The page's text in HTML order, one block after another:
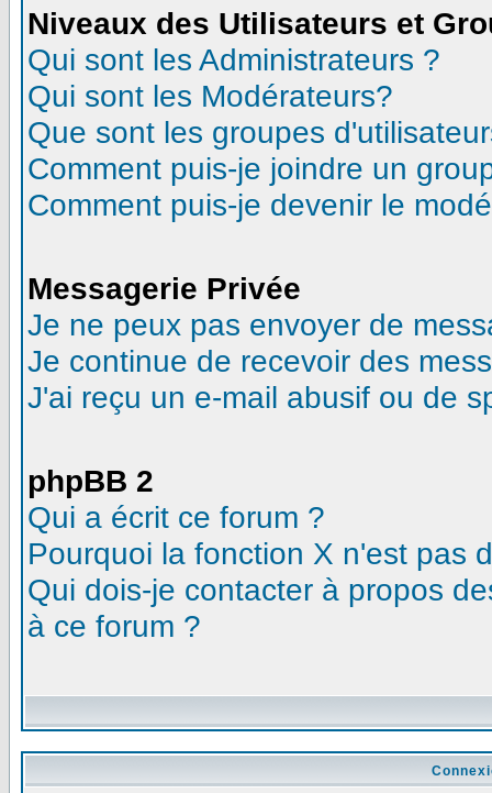
Niveaux des Utilisateurs et
Qui sont les Administrateurs ?
Qui sont les Modérateurs?
Que sont les groupes
Comment puis-je joindre un
Comment puis-je devenir le
Messagerie Privée
Je ne peux pas envoyer de
Je continue de recevoir des
J'ai reçu un e-mail abusif ou de
phpBB 2
Qui a écrit ce forum ?
Pourquoi la fonction X n'est pas
Qui dois-je contacter à propos
à ce forum ?